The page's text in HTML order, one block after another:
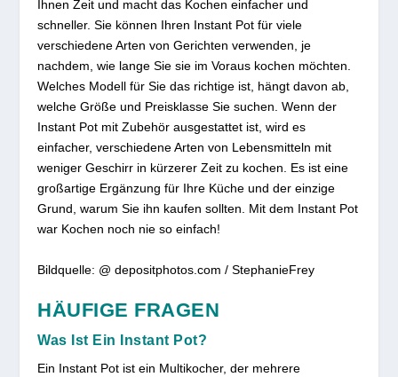
Ihnen Zeit und macht das Kochen einfacher und
schneller. Sie können Ihren Instant Pot für viele
verschiedene Arten von Gerichten verwenden, je
nachdem, wie lange Sie sie im Voraus kochen möchten.
Welches Modell für Sie das richtige ist, hängt davon ab,
welche Größe und Preisklasse Sie suchen. Wenn der
Instant Pot mit Zubehör ausgestattet ist, wird es
einfacher, verschiedene Arten von Lebensmitteln mit
weniger Geschirr in kürzerer Zeit zu kochen. Es ist eine
großartige Ergänzung für Ihre Küche und der einzige
Grund, warum Sie ihn kaufen sollten. Mit dem Instant Pot
war Kochen noch nie so einfach!
Bildquelle: @ depositphotos.com / StephanieFrey
HÄUFIGE FRAGEN
Was Ist Ein Instant Pot?
Ein Instant Pot ist ein Multikocher, der mehrere